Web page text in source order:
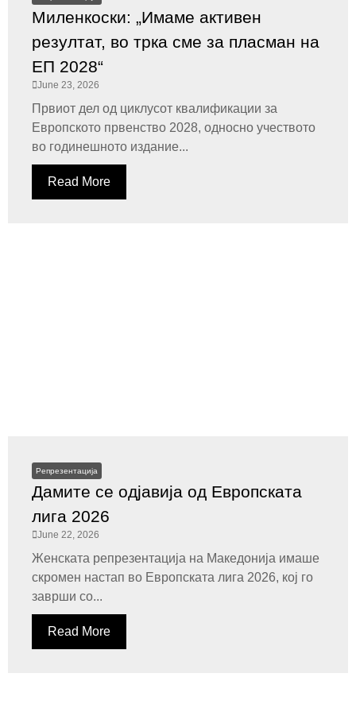
Миленкоски: „Имаме активен
резултат, во трка сме за пласман на
ЕП 2028“
June 23, 2026
Првиот дел од циклусот квалификации за
Европското првенство 2028, односно учеството
во годинешното издание...
Read More
Репрезентација
Дамите се одјавија од Европската
лига 2026
June 22, 2026
Женската репрезентација на Македонија имаше
скромен настап во Европската лига 2026, кој го
заврши со...
Read More